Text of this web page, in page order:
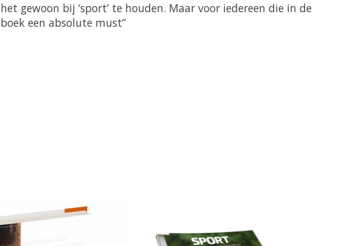
gewoon bij ‘sport’ te houden. Maar voor iedereen die in de
een absolute must”